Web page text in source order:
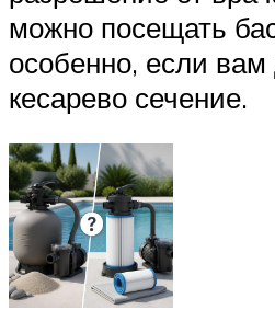
можно посещать
особенно, если вам
кесарево сечение.